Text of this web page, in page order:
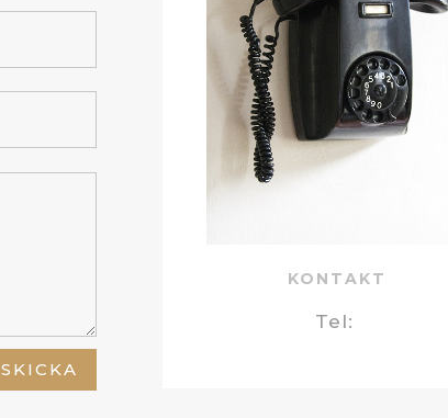
SKICKA
KONTAKT
Tel: